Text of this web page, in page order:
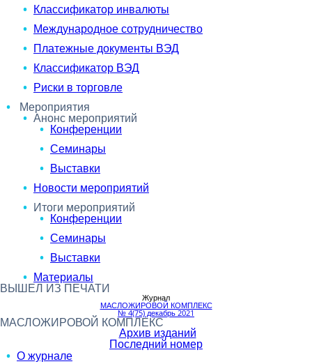
Классификатор инвалюты
Международное сотрудничество
Платежные документы ВЭД
Классификатор ВЭД
Риски в торговле
Мероприятия
Анонс мероприятий
Конференции
Семинары
Выставки
Новости мероприятий
Итоги мероприятий
Конференции
Семинары
Выставки
Материалы
ВЫШЕЛ ИЗ ПЕЧАТИ
Журнал
МАСЛОЖИРОВОЙ КОМПЛЕКС
№ 4(75) декабрь 2021
МАСЛОЖИРОВОЙ КОМПЛЕКС
Архив изданий
Последний номер
О журнале